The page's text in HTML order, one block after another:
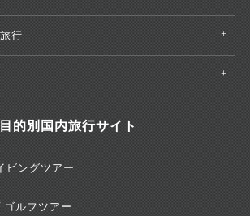
行
目的別国内旅行サイト
ビングツアー
ゴルフツアー